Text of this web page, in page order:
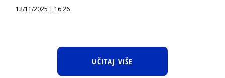
12/11/2025 | 16:26
UČITAJ VIŠE